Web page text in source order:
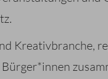
Kreativbranche,